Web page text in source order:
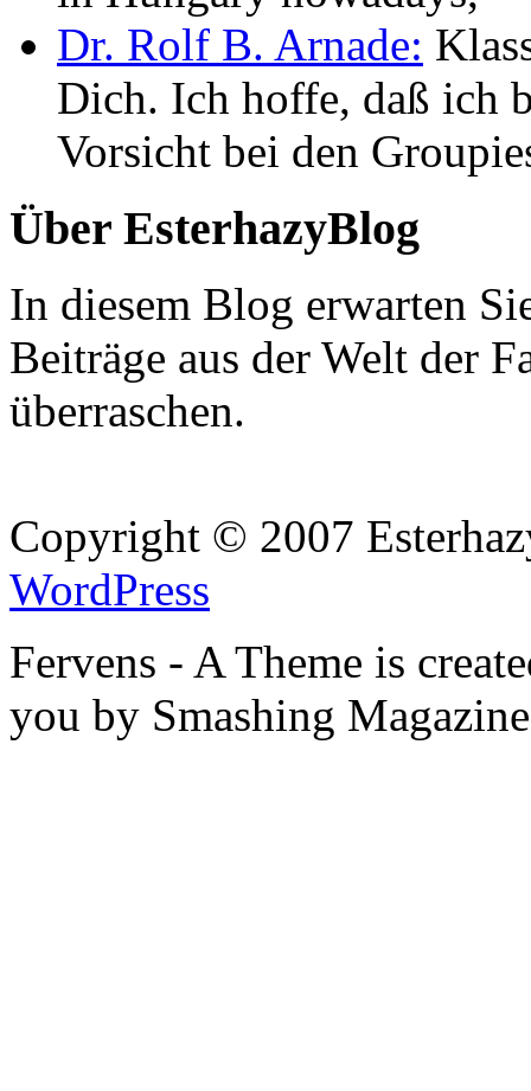
Dr. Rolf B. Arnade:
Dich. Ich hoffe, daß ich
Vorsicht bei den
Über EsterhazyBlog
In diesem Blog erwarten
Beiträge aus der Welt der
überraschen.
Copyright © 2007
WordPress
Fervens - A Theme is
you by Smashing Magazine